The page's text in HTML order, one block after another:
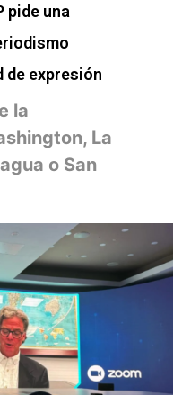
pide una
expresión
la
La
o San